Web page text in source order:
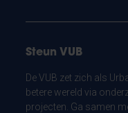
Steun VUB
De VUB zet zich als
betere wereld via
projecten. Ga samen